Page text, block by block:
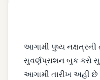
આગામી પુષ્ય નક્ષત્રની
સુવર્ણપ્રાશન બુક કરો
આગામી તારીખ અહીં
ડો.નિકુલ
પટેલ